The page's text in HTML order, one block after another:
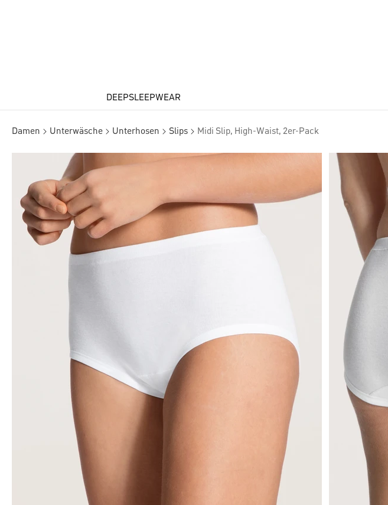
DEEPSLEEPWEAR
Damen Unterwäsche Unterhosen Slips Midi Slip, High-Waist, 2er-Pack